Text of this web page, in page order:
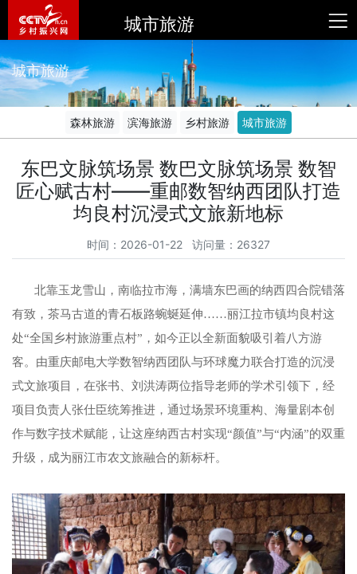
城市旅游
城市旅游
森林旅游 滨海旅游 乡村旅游 城市旅游
东巴文脉筑场景 数巴文脉筑场景 数智
匠心赋古村——重邮数智纳西团队打造
均良村沉浸式文旅新地标
时间：2026-01-22 访问量：26327
北靠玉龙雪山，南临拉市海，满墙东巴画的纳西四合院错落
有致，茶马古道的青石板路蜿蜒延伸……丽江拉市镇均良村这
处“全国乡村旅游重点村”，如今正以全新面貌吸引着八方游
客。由重庆邮电大学数智纳西团队与环球魔力联合打造的沉浸
式文旅项目，在张书、刘洪涛两位指导老师的学术引领下，经
项目负责人张仕臣统筹推进，通过场景环境重构、海量剧本创
作与数字技术赋能，让这座纳西古村实现“颜值”与“内涵”的双重
升级，成为丽江市农文旅融合的新标杆。